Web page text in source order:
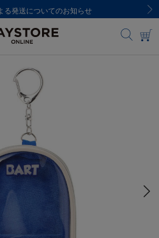
る発送についてのお知らせ